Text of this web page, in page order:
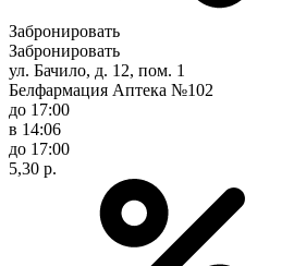
Забронировать
Забронировать
ул. Бачило, д. 12, пом. 1
Белфармация Аптека №102
до 17:00
в 14:06
до 17:00
5,30 р.